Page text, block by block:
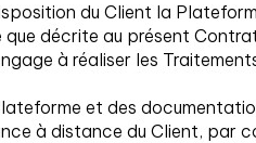
du Client la
décrite au présent
à réaliser les
et des
à distance du Client, par